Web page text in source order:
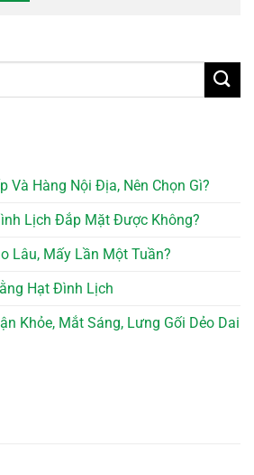
Và Hàng Nội Địa, Nên Chọn Gì?
Lịch Đắp Mặt Được Không?
Lâu, Mấy Lần Một Tuần?
Hạt Đình Lịch
Khỏe, Mắt Sáng, Lưng Gối Dẻo Dai